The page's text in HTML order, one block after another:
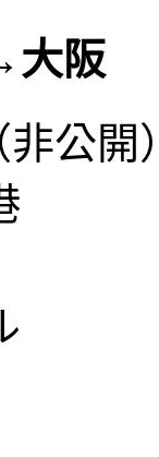
大阪
非公開